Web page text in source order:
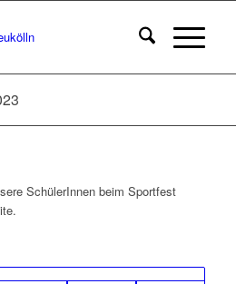
SchülerInnen beim Sportfest